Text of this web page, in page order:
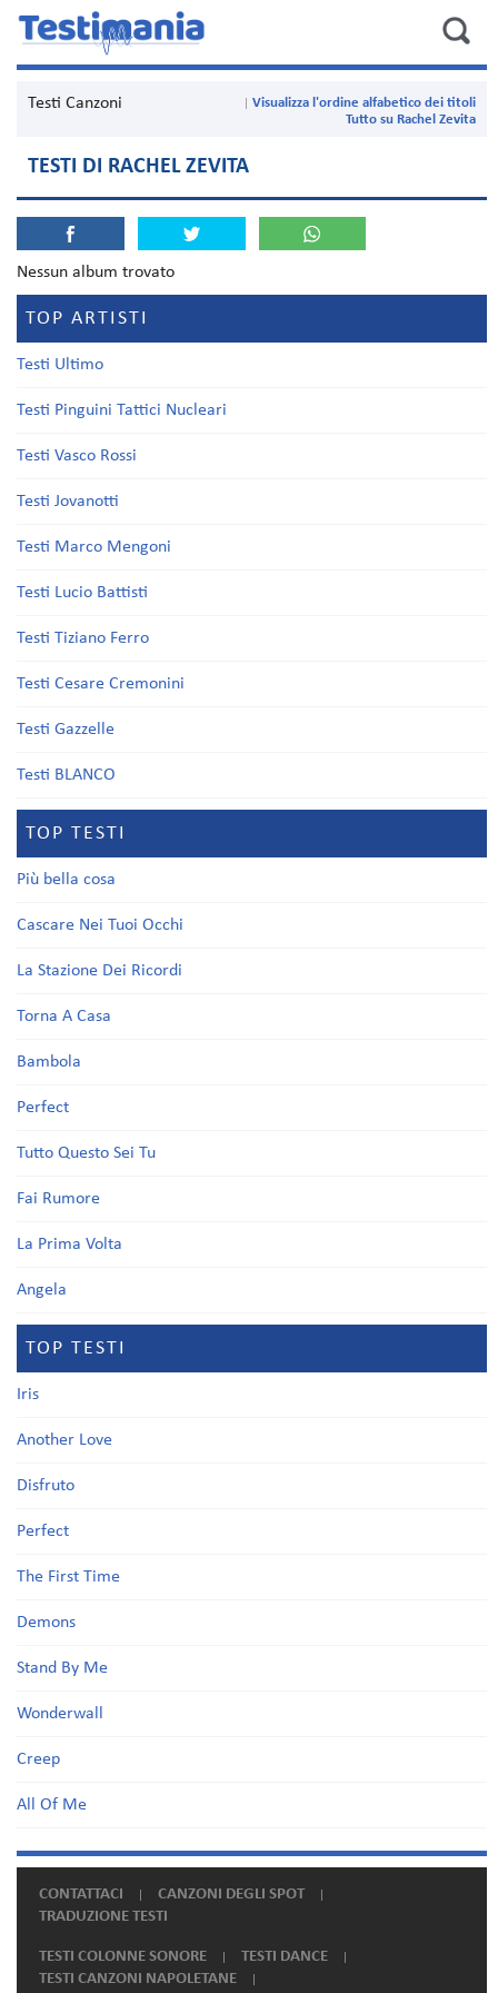
Testi Canzoni
Visualizza l'ordine alfabetico dei titoli
Tutto su Rachel Zevita
TESTI DI RACHEL ZEVITA
Nessun album trovato
TOP ARTISTI
Testi Ultimo
Testi Pinguini Tattici Nucleari
Testi Vasco Rossi
Testi Jovanotti
Testi Marco Mengoni
Testi Lucio Battisti
Testi Tiziano Ferro
Testi Cesare Cremonini
Testi Gazzelle
Testi BLANCO
TOP TESTI
Più bella cosa
Cascare Nei Tuoi Occhi
La Stazione Dei Ricordi
Torna A Casa
Bambola
Perfect
Tutto Questo Sei Tu
Fai Rumore
La Prima Volta
Angela
TOP TESTI
Iris
Another Love
Disfruto
Perfect
The First Time
Demons
Stand By Me
Wonderwall
Creep
All Of Me
CONTATTACI
CANZONI DEGLI SPOT
TRADUZIONE TESTI
TESTI COLONNE SONORE
TESTI DANCE
TESTI CANZONI NAPOLETANE